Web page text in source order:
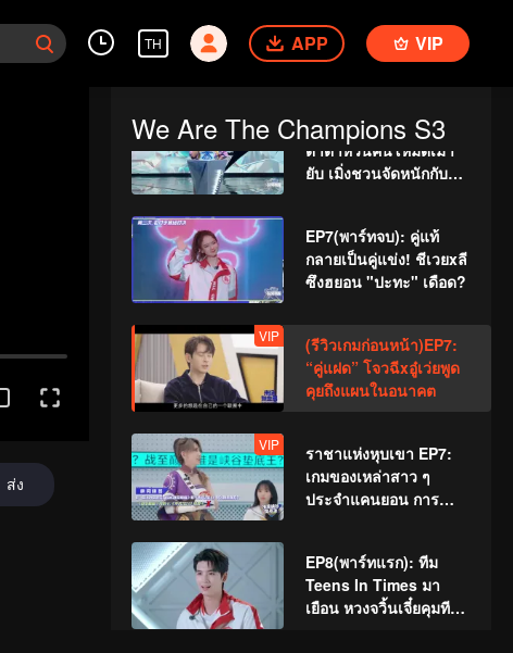
TH APP VIP
We Are The Champions S3
ออวี่เปิด “ศึกล้างแค้น”
อ๋าวจื่ออี้อีกครั้ง!
EP7(พาร์ทกลาง): จาง
ต้าต้าหวนคืนโหมดเม้า
ยับ เมิ่งชวนจัดหนักกับโจ
EP7(พาร์ทจบ): คู่แท้
กลายเป็นคู่แข่ง! ชีเวยxลี
ซึงฮยอน "ปะทะ" เดือด?
VIP
(รีวิวเกมก่อนหน้า)EP7:
“คู่แฝด” โจวฉีxอู๋เว่ยพูด
คุยถึงแผนในอนาคต
VIP
ราชาแห่งหุบเขา EP7:
เกมของเหล่าสาว ๆ
ประจำแคนยอน การ
EP8(พาร์ทแรก): ทีม
Teens In Times มา
เยือน หวงจวิ้นเจี๋ยคุมทีม